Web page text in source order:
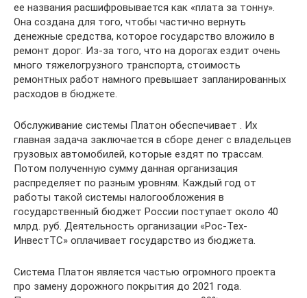
ее названия расшифровывается как «плата за тонну».
Она создана для того, чтобы частично вернуть
денежные средства, которое государство вложило в
ремонт дорог. Из-за того, что на дорогах ездит очень
много тяжелогрузного транспорта, стоимость
ремонтных работ намного превышает запланированных
расходов в бюджете.
Обслуживание системы Платон обеспечивает . Их
главная задача заключается в сборе денег с владельцев
грузовых автомобилей, которые ездят по трассам.
Потом полученную сумму данная организация
распределяет по разным уровням. Каждый год от
работы такой системы налогообложения в
государственный бюджет России поступает около 40
млрд. руб. Деятельность организации «Рос-Тех-
ИнвестТС» оплачивает государство из бюджета.
Система Платон является частью огромного проекта
про замену дорожного покрытия до 2021 года.